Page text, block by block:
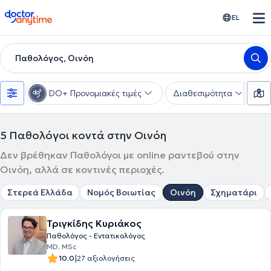
doctoranytime EL
Παθολόγος, Οινόη
DO+ Προνομιακές τιμές Διαθεσιμότητα
5 Παθολόγοι κοντά στην Οινόη
Δεν βρέθηκαν Παθολόγοι με online ραντεβού στην
Οινόη, αλλά σε κοντινές περιοχές.
Στερεά Ελλάδα Νομός Βοιωτίας Οινόη Σχηματάρι
Τριγκίδης Κυριάκος
Παθολόγος - Εντατικολόγος
MD, MSc
10.0|27 αξιολογήσεις